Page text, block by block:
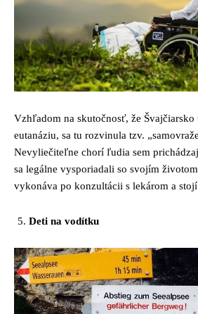
Vzhľadom na skutočnosť, že
eutanáziu, sa tu rozvinula tzv.
Nevyliečiteľne chorí ľudia sem
sa legálne vysporiadali so svojím
vykonáva po konzultácii s lekárom a
Deti na vodítku